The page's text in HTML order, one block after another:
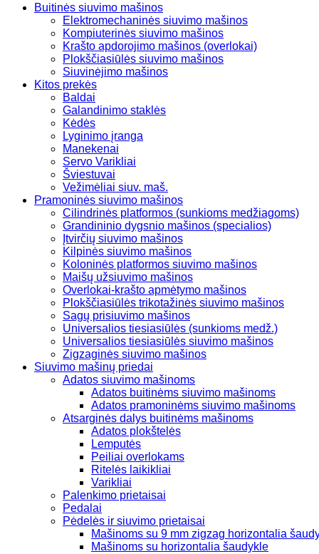
Buitinės siuvimo mašinos
Elektromechaninės siuvimo mašinos
Kompiuterinės siuvimo mašinos
Krašto apdorojimo mašinos (overlokai)
Plokščiasiūlės siuvimo mašinos
Siuvinėjimo mašinos
Kitos prekės
Baldai
Galandinimo staklės
Kėdės
Lyginimo įranga
Manekenai
Servo Varikliai
Šviestuvai
Vežimėliai siuv. maš.
Pramoninės siuvimo mašinos
Cilindrinės platformos (sunkioms medžiagoms)
Grandininio dygsnio mašinos (specialios)
Įtvirčių siuvimo mašinos
Kilpinės siuvimo mašinos
Koloninės platformos siuvimo mašinos
Maišų užsiuvimo mašinos
Overlokai-krašto apmėtymo mašinos
Plokščiasiūlės trikotažinės siuvimo mašinos
Sagų prisiuvimo mašinos
Universalios tiesiasiūlės (sunkioms medž.)
Universalios tiesiasiūlės siuvimo mašinos
Zigzaginės siuvimo mašinos
Siuvimo mašinų priedai
Adatos siuvimo mašinoms
Adatos buitinėms siuvimo mašinoms
Adatos pramoninėms siuvimo mašinoms
Atsarginės dalys buitinėms mašinoms
Adatos plokštelės
Lemputės
Peiliai overlokams
Ritelės laikikliai
Varikliai
Palenkimo prietaisai
Pedalai
Pėdelės ir siuvimo prietaisai
Mašinoms su 9 mm zigzag horizontalia
Mašinoms su horizontalia šaudykle